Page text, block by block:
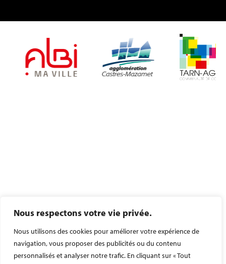
Nous respectons votre vie privée.
Nous utilisons des cookies pour améliorer votre expérience de
navigation, vous proposer des publicités ou du contenu
personnalisés et analyser notre trafic. En cliquant sur « Tout